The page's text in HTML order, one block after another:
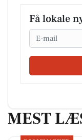
Få lokale
Email
MEST